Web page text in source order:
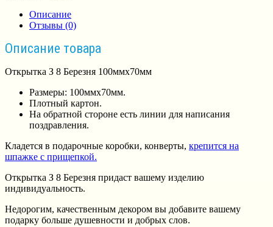
Описание
Отзывы (0)
Описание товара
Открытка З 8 Березня 100ммх70мм
Размеры: 100ммх70мм.
Плотный картон.
На обратной стороне есть линии для написания
поздравления.
Кладется в подарочные коробки, конверты, крепится на
шпажке с прищепкой.
Открытка З 8 Березня придаст вашему изделию
индивидуальность.
Недорогим, качественным декором вы добавите вашему
подарку больше душевности и добрых слов.